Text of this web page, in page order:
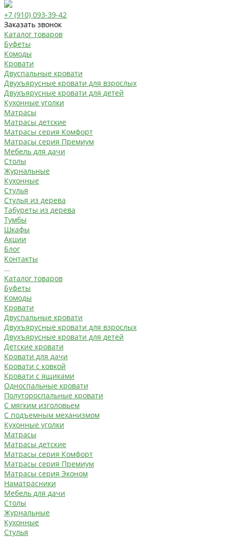
+7 (910) 093-39-42
Заказать звонок
Каталог товаров
Буфеты
Комоды
Кровати
Двуспальные кровати
Двухъярусные кровати для взрослых
Двухъярусные кровати для детей
Кухонные уголки
Матрасы
Матрасы детские
Матрасы серия Комфорт
Матрасы серия Премиум
Мебель для дачи
Столы
Журнальные
Кухонные
Стулья
Стулья из дерева
Табуреты из дерева
Тумбы
Шкафы
Акции
Блог
Контакты
...
Каталог товаров
Буфеты
Комоды
Кровати
Двуспальные кровати
Двухъярусные кровати для взрослых
Двухъярусные кровати для детей
Детские кровати
Кровати для дачи
Кровати с ковкой
Кровати с ящиками
Односпальные кровати
Полутороспальные кровати
С мягким изголовьем
С подъемным механизмом
Кухонные уголки
Матрасы
Матрасы детские
Матрасы серия Комфорт
Матрасы серия Премиум
Матрасы серия Эконом
Наматрасники
Мебель для дачи
Столы
Журнальные
Кухонные
Стулья